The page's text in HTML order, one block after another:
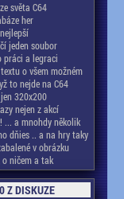
světa C64
her
jeden soubor
a legraci
o všem možném
to nejde na C64
320x200
nejen z akcí
... a mnohdy několik
dňies .. a na hry taky
v obrázku
ničem a tak
Z DISKUZE